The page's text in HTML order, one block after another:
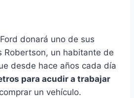
donará uno de sus
Robertson, un habitante de
desde hace años cada día
para acudir a trabajar
un vehículo.